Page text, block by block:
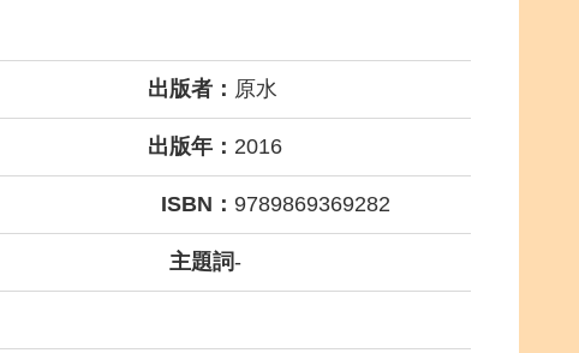
出版者： 原水
出版年： 2016
ISBN： 9789869369282
主題詞-